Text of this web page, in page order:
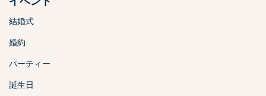
結婚式
婚約
パーティー
誕生日